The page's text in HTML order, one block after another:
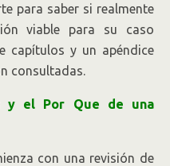
para saber si realmente
viable para su caso
capítulos y un apéndice
consultadas.
y el Por Que de una
con una revisión de